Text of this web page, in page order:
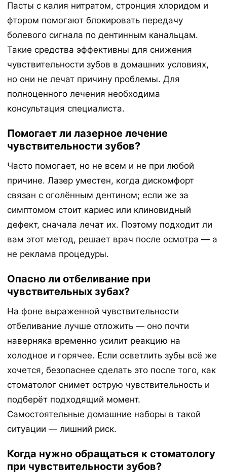
Пасты с калия нитратом, стронция хлоридом и
фтором помогают блокировать передачу
болевого сигнала по дентинным канальцам.
Такие средства эффективны для снижения
чувствительности зубов в домашних условиях,
но они не лечат причину проблемы. Для
полноценного лечения необходима
консультация специалиста.
Помогает ли лазерное лечение
чувствительности зубов?
Часто помогает, но не всем и не при любой
причине. Лазер уместен, когда дискомфорт
связан с оголённым дентином; если же за
симптомом стоит кариес или клиновидный
дефект, сначала лечат их. Поэтому подходит ли
вам этот метод, решает врач после осмотра — а
не реклама процедуры.
Опасно ли отбеливание при
чувствительных зубах?
На фоне выраженной чувствительности
отбеливание лучше отложить — оно почти
наверняка временно усилит реакцию на
холодное и горячее. Если осветлить зубы всё же
хочется, безопаснее сделать это после того, как
стоматолог снимет острую чувствительность и
подберёт подходящий момент.
Самостоятельные домашние наборы в такой
ситуации — лишний риск.
Когда нужно обращаться к стоматологу
при чувствительности зубов?